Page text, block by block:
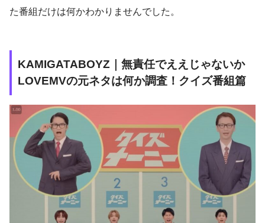
た番組だけは何かわかりませんでした。
KAMIGATABOYZ｜無責任でええじゃないか
LOVEMVの元ネタは何か調査！クイズ番組篇